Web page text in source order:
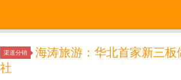
渠道分销
海涛旅游：华北首家新三板
社